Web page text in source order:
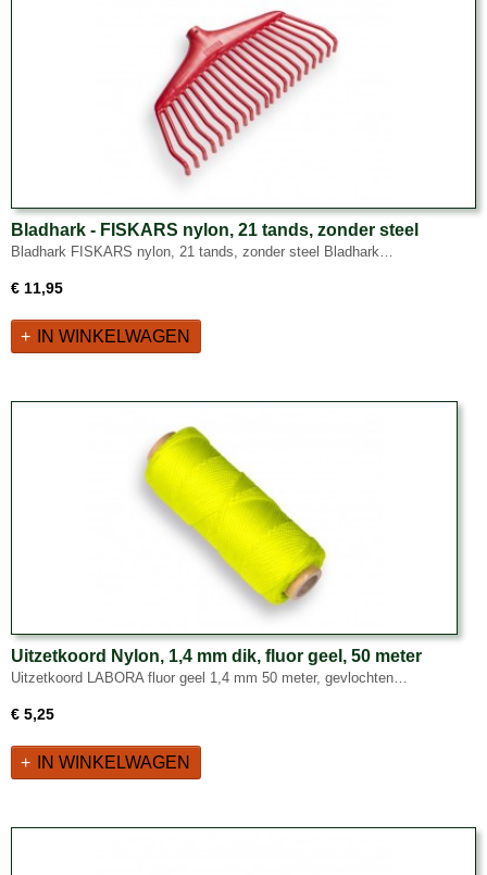
Bladhark - FISKARS nylon, 21 tands, zonder steel
Bladhark FISKARS nylon, 21 tands, zonder steel Bladhark…
€ 11,95
IN WINKELWAGEN
Uitzetkoord Nylon, 1,4 mm dik, fluor geel, 50 meter
Uitzetkoord LABORA fluor geel 1,4 mm 50 meter, gevlochten…
€ 5,25
IN WINKELWAGEN